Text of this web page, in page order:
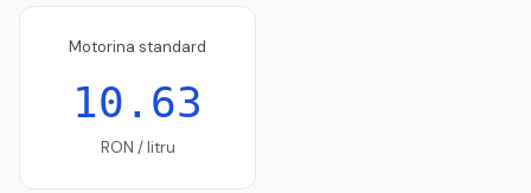
Motorina standard
10.63
RON / litru